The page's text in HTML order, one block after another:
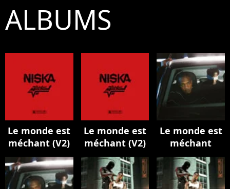
ALBUMS
Le monde est
méchant (V2)
Le monde est
méchant (V2)
Le monde est
méchant